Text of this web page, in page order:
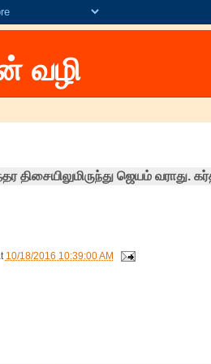
வழி
திசையிலுமிருந்து ஜெயம்
10/18/2016 10:39:00 AM